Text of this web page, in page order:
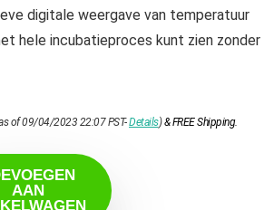
digitale weergave van temperatuur
hele incubatieproces kunt zien zonder
of 09/04/2023 22:07 PST-Details)&FREE Shipping.
AAN